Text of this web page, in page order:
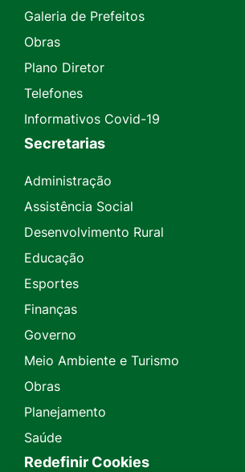
Galeria de Prefeitos
Obras
Plano Diretor
Telefones
Informativos Covid-19
Secretarias
Administração
Assistência Social
Desenvolvimento Rural
Educação
Esportes
Finanças
Governo
Meio Ambiente e Turismo
Obras
Planejamento
Saúde
Redefinir Cookies